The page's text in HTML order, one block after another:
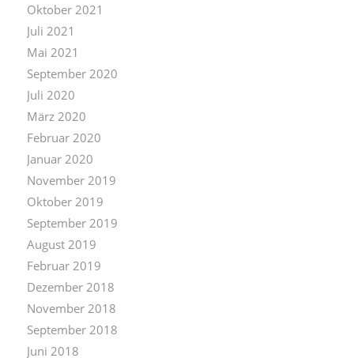
Oktober 2021
Juli 2021
Mai 2021
September 2020
Juli 2020
März 2020
Februar 2020
Januar 2020
November 2019
Oktober 2019
September 2019
August 2019
Februar 2019
Dezember 2018
November 2018
September 2018
Juni 2018